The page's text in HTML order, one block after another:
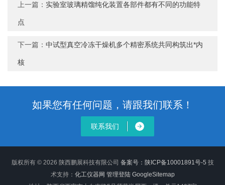
上一篇： 实验室玻璃精馏纯化装置各部件都有不同的功能特
点
下一篇：中试型真空冷冻干燥机多个精密系统共同构筑出*内
核
如果您有任何问题，请跟我们联系！
联系我们
版权所有 © 2026 陕西鹏展科技有限公司 备案号：陕ICP备10001891号-5 技
术支持： 化工仪器网 管理登陆 GoogleSitemap